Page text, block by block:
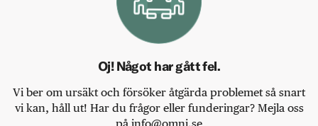
Oj! Något har gått fel.
Vi ber om ursäkt och försöker åtgärda problemet så snart
vi kan, håll ut! Har du frågor eller funderingar? Mejla oss